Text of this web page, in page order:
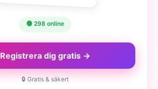
🟢 298 online
Registrera dig gratis →
🔒 Gratis & säkert